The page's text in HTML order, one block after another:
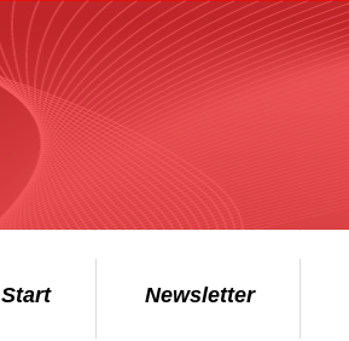
Start Newsletter